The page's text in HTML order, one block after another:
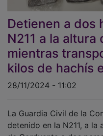
Detienen a dos
N211 a la
mientras
kilos de hachís
detenido en la N211, a
de Corduente a dos